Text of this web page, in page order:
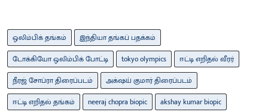
ஒலிம்பிக் தங்கம்
இந்தியா தங்கப் பதக்கம்
டோக்கியோ ஒலிம்பிக் போட்டி
tokyo olympics
ஈட்டி எறிதல் வீரர்
நீரஜ் சோப்ரா திரைப்படம்
அக்‌ஷய் குமார் திரைப்படம்
ஈட்டி எறிதல் தங்கம்
neeraj chopra biopic
akshay kumar biopic